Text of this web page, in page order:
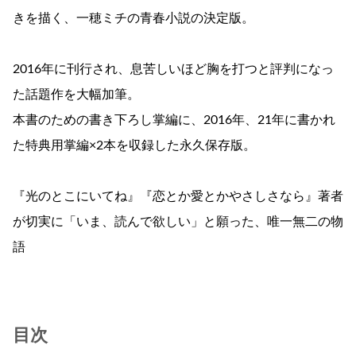
きを描く、一穂ミチの青春小説の決定版。
2016年に刊行され、息苦しいほど胸を打つと評判になっ
た話題作を大幅加筆。
本書のための書き下ろし掌編に、2016年、21年に書かれ
た特典用掌編×2本を収録した永久保存版。
『光のとこにいてね』『恋とか愛とかやさしさなら』著者
が切実に「いま、読んで欲しい」と願った、唯一無二の物
語
目次